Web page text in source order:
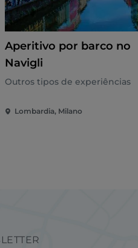
Aperitivo por barco no
Navigli
Outros tipos de experiências
Lombardia, Milano